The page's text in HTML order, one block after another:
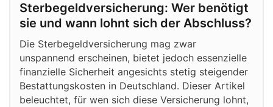
Sterbegeldversicherung: Wer benötigt
sie und wann lohnt sich der Abschluss?
Die Sterbegeldversicherung mag zwar
unspannend erscheinen, bietet jedoch essenzielle
finanzielle Sicherheit angesichts stetig steigender
Bestattungskosten in Deutschland. Dieser Artikel
beleuchtet, für wen sich diese Versicherung lohnt,